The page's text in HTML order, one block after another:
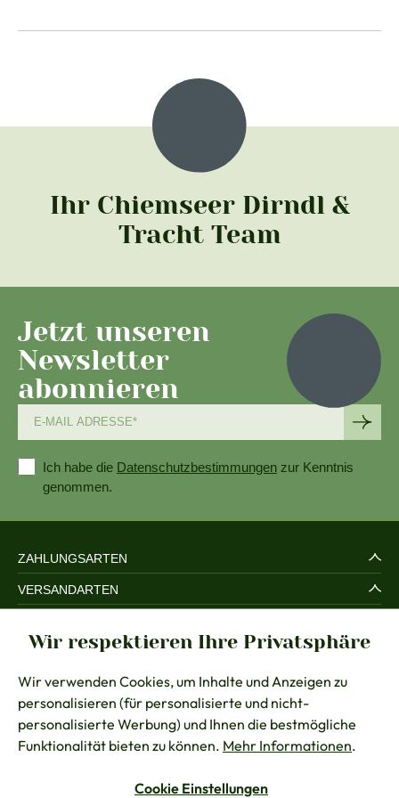
Ihr Chiemseer Dirndl &
Tracht Team
Jetzt unseren
Newsletter
abonnieren
Ich habe die Datenschutzbestimmungen zur Kenntnis
genommen.
ZAHLUNGSARTEN
VERSANDARTEN
RECHTLICHES
BERATUNG
KONTAKT
Vertrag widerrufen
Wir respektieren Ihre Privatsphäre
Wir verwenden Cookies, um Inhalte und Anzeigen zu
personalisieren (für personalisierte und nicht-
personalisierte Werbung) und Ihnen die bestmögliche
Funktionalität bieten zu können. Mehr Informationen.
Cookie Einstellungen